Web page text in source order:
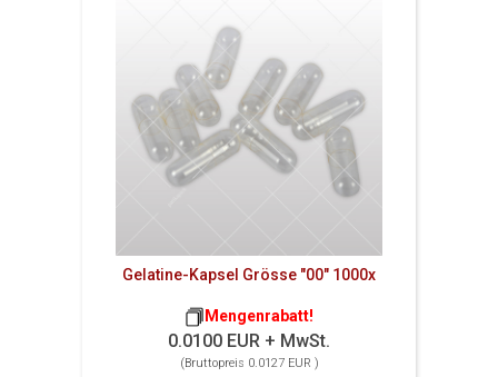
Gelatine-Kapsel Grösse "00" 1000x
Mengenrabatt!
0.0100 EUR + MwSt.
(Bruttopreis 0.0127 EUR )